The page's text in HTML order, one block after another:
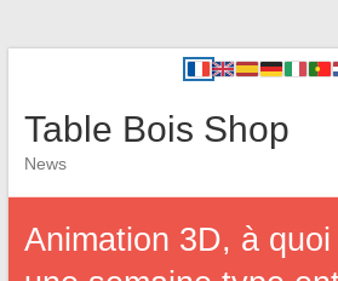
Table Bois Shop
News
Animation 3D, à